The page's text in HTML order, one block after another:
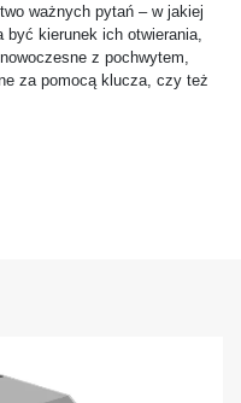
ważnych pytań – w jakiej
kierunek ich otwierania,
z pochwytem,
za pomocą klucza, czy też